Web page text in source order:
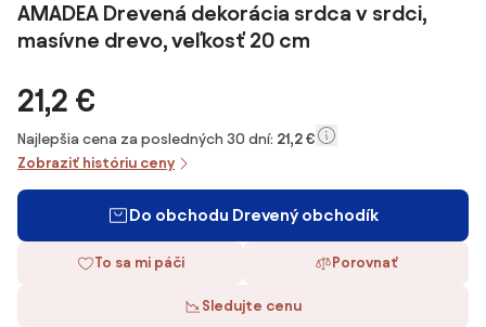
AMADEA Drevená dekorácia srdca v srdci,
masívne drevo, veľkosť 20 cm
21,2 €
Najlepšia cena za posledných 30 dní: 21,2 €
Zobraziť históriu ceny
Do obchodu Drevený obchodík
To sa mi páči Porovnať
Sledujte cenu